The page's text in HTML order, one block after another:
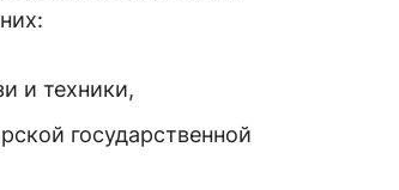
и техники,
государственной